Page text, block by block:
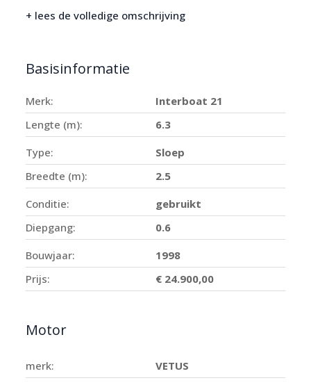
+ lees de volledige omschrijving
Basisinformatie
Merk:
Interboat 21
Lengte (m):
6.3
Type:
Sloep
Breedte (m):
2.5
Conditie:
gebruikt
Diepgang:
0.6
Bouwjaar:
1998
Prijs:
€ 24.900,00
Motor
merk:
VETUS